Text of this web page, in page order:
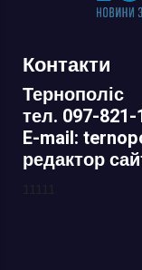
Контакти
Тернополіс
тел. 097-
E-mail:
редактор